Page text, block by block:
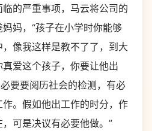
的严重事项，马云将公司的
妈，“孩子在小学时你能够
像我这样是教不了了，到大
爱这个孩子，你要让他出
要要阅历社会的检测，有必
。假如他出工作的时分，作
可是决议有必要他做。”